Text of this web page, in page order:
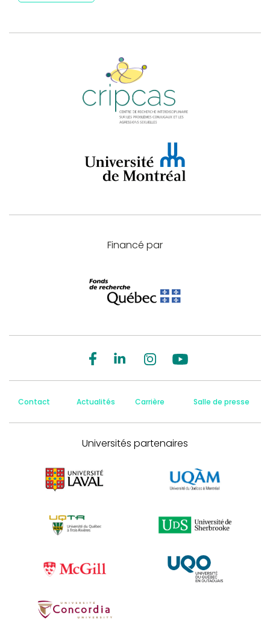
Financé par
Contact Actualités Carrière Salle de presse
Universités partenaires